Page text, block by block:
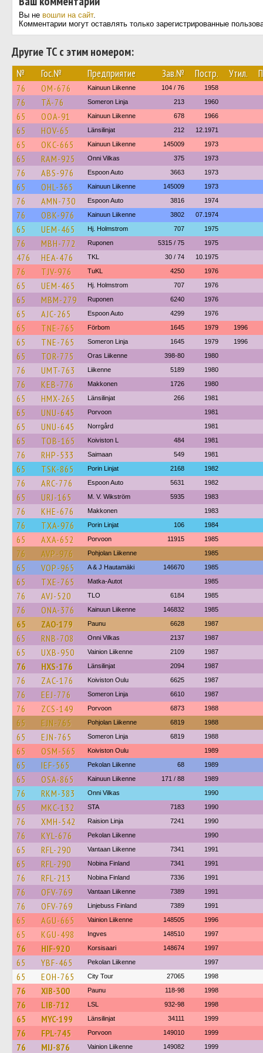
Вы не вошли на сайт.
Комментарии могут оставлять только зарегистрированные
Другие ТС с этим номером:
№ Гос.№ Предприятие Зав.№ Постр. Утил.
76 OM-676 Kainuun Liikenne 104 / 76 1958
76 TÄ-76 Someron Linja 213 1960
65 OOA-91 Kainuun Liikenne 678 1966
65 HOV-65 Länsilinjat 212 12.1971
65 OKC-665 Kainuun Liikenne 145009 1973
65 RAM-925 Onni Vilkas 375 1973
76 ABS-976 Espoon Auto 3663 1973
65 OHL-365 Kainuun Liikenne 145009 1973
76 AMN-730 Espoon Auto 3816 1974
76 OBK-976 Kainuun Liikenne 3802 07.1974
65 UEM-465 Hj. Holmstrom 707 1975
76 MBH-772 Ruponen 5315 / 75 1975
476 HEA-476 TKL 30 / 74 10.1975
76 TJV-976 TuKL 4250 1976
65 UEM-465 Hj. Holmstrom 707 1976
65 MBM-279 Ruponen 6240 1976
65 AJC-265 Espoon Auto 4299 1976
65 TNE-765 Förbom 1645 1979 1996
65 TNE-765 Someron Linja 1645 1979 1996
65 TOR-775 Oras Liikenne 398-80 1980
76 UMT-763 Liikenne 5189 1980
76 KEB-776 Makkonen 1726 1980
65 HMX-265 Länsilinjat 266 1981
65 UNU-645 Porvoon 1981
65 UNU-645 Norrgård 1981
65 TOB-165 Koiviston L 484 1981
76 RHP-533 Saimaan 549 1981
65 TSK-865 Porin Linjat 2168 1982
76 ARC-776 Espoon Auto 5631 1982
65 URJ-165 M. V. Wikström 5935 1983
76 KHE-676 Makkonen 1983
76 TXA-976 Porin Linjat 106 1984
65 AXA-652 Porvoon 11915 1985
76 AVP-976 Pohjolan Liikenne 1985
65 VOP-965 A & J Hautamäki 146670 1985
65 TXE-765 Matka-Autot 1985
76 AVJ-520 TLO 6184 1985
76 ONA-376 Kainuun Liikenne 146832 1985
65 ZAO-179 Paunu 6628 1987
65 RNB-708 Onni Vilkas 2137 1987
65 UXB-950 Vainion Liikenne 2109 1987
76 HXS-176 Länsilinjat 2094 1987
76 ZAC-176 Koiviston Oulu 6625 1987
76 EEJ-776 Someron Linja 6610 1987
76 ZCS-149 Porvoon 6873 1988
65 EJN-765 Pohjolan Liikenne 6819 1988
65 EJN-765 Someron Linja 6819 1988
65 OSM-565 Koiviston Oulu 1989
65 IEF-565 Pekolan Liikenne 68 1989
65 OSA-865 Kainuun Liikenne 171 / 88 1989
76 RKM-383 Onni Vilkas 1990
65 MKC-132 STA 7183 1990
76 XMH-542 Raision Linja 7241 1990
76 KYL-676 Pekolan Liikenne 1990
65 RFL-290 Vantaan Liikenne 7341 1991
65 RFL-290 Nobina Finland 7341 1991
76 RFL-213 Nobina Finland 7336 1991
76 OFV-769 Vantaan Liikenne 7389 1991
76 OFV-769 Linjebuss Finland 7389 1991
65 AGU-665 Vainion Liikenne 148505 1996
65 KGU-498 Ingves 148510 1997
76 HIF-920 Korsisaari 148674 1997
65 YBF-465 Pekolan Liikenne 1997
65 EOH-765 City Tour 27065 1998
76 XIB-300 Paunu 118-98 1998
76 LIB-712 LSL 932-98 1998
65 MYC-199 Länsilinjat 34111 1999
76 FPL-745 Porvoon 149010 1999
76 MIJ-876 Vainion Liikenne 149082 1999